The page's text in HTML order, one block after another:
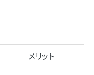
メリット